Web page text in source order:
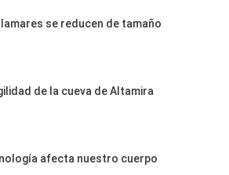
se reducen de tamaño
de la cueva de Altamira
afecta nuestro cuerpo